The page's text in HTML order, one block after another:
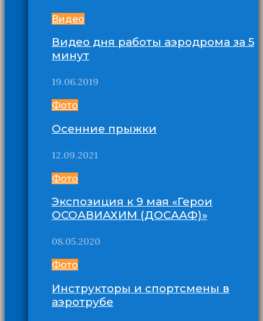
Видео
Видео дня работы аэродрома за 5
минут
19.06.2019
Фото
Осенние прыжки
12.09.2021
Фото
Экспозиция к 9 мая «Герои
ОСОАВИАХИМ (ДОСААФ)»
08.05.2020
Фото
Инструкторы и спортсмены в
аэротрубе